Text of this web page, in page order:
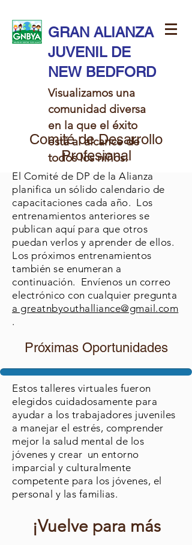
GRAN ALIANZA
JUVENIL DE
NEW BEDFORD
Visualizamos una
comunidad diversa
en la que el éxito
está al alcance de
todos los niños.​​
Comité de Desarrollo
Profesional
El Comité de DP de la Alianza
planifica un sólido calendario de
capacitaciones cada año. Los
entrenamientos anteriores se
publican aquí para que otros
puedan verlos y aprender de ellos.
Los próximos entrenamientos
también se enumeran a
continuación. Envíenos un correo
electrónico con cualquier pregunta
a greatnbyouthalliance@gmail.com
.
Próximas Oportunidades
Estos talleres virtuales fueron
elegidos cuidadosamente para
ayudar a los trabajadores juveniles
a manejar el estrés, comprender
mejor la salud mental de los
jóvenes y crear un entorno
imparcial y culturalmente
competente para los jóvenes, el
personal y las familias.
¡Vuelve para más